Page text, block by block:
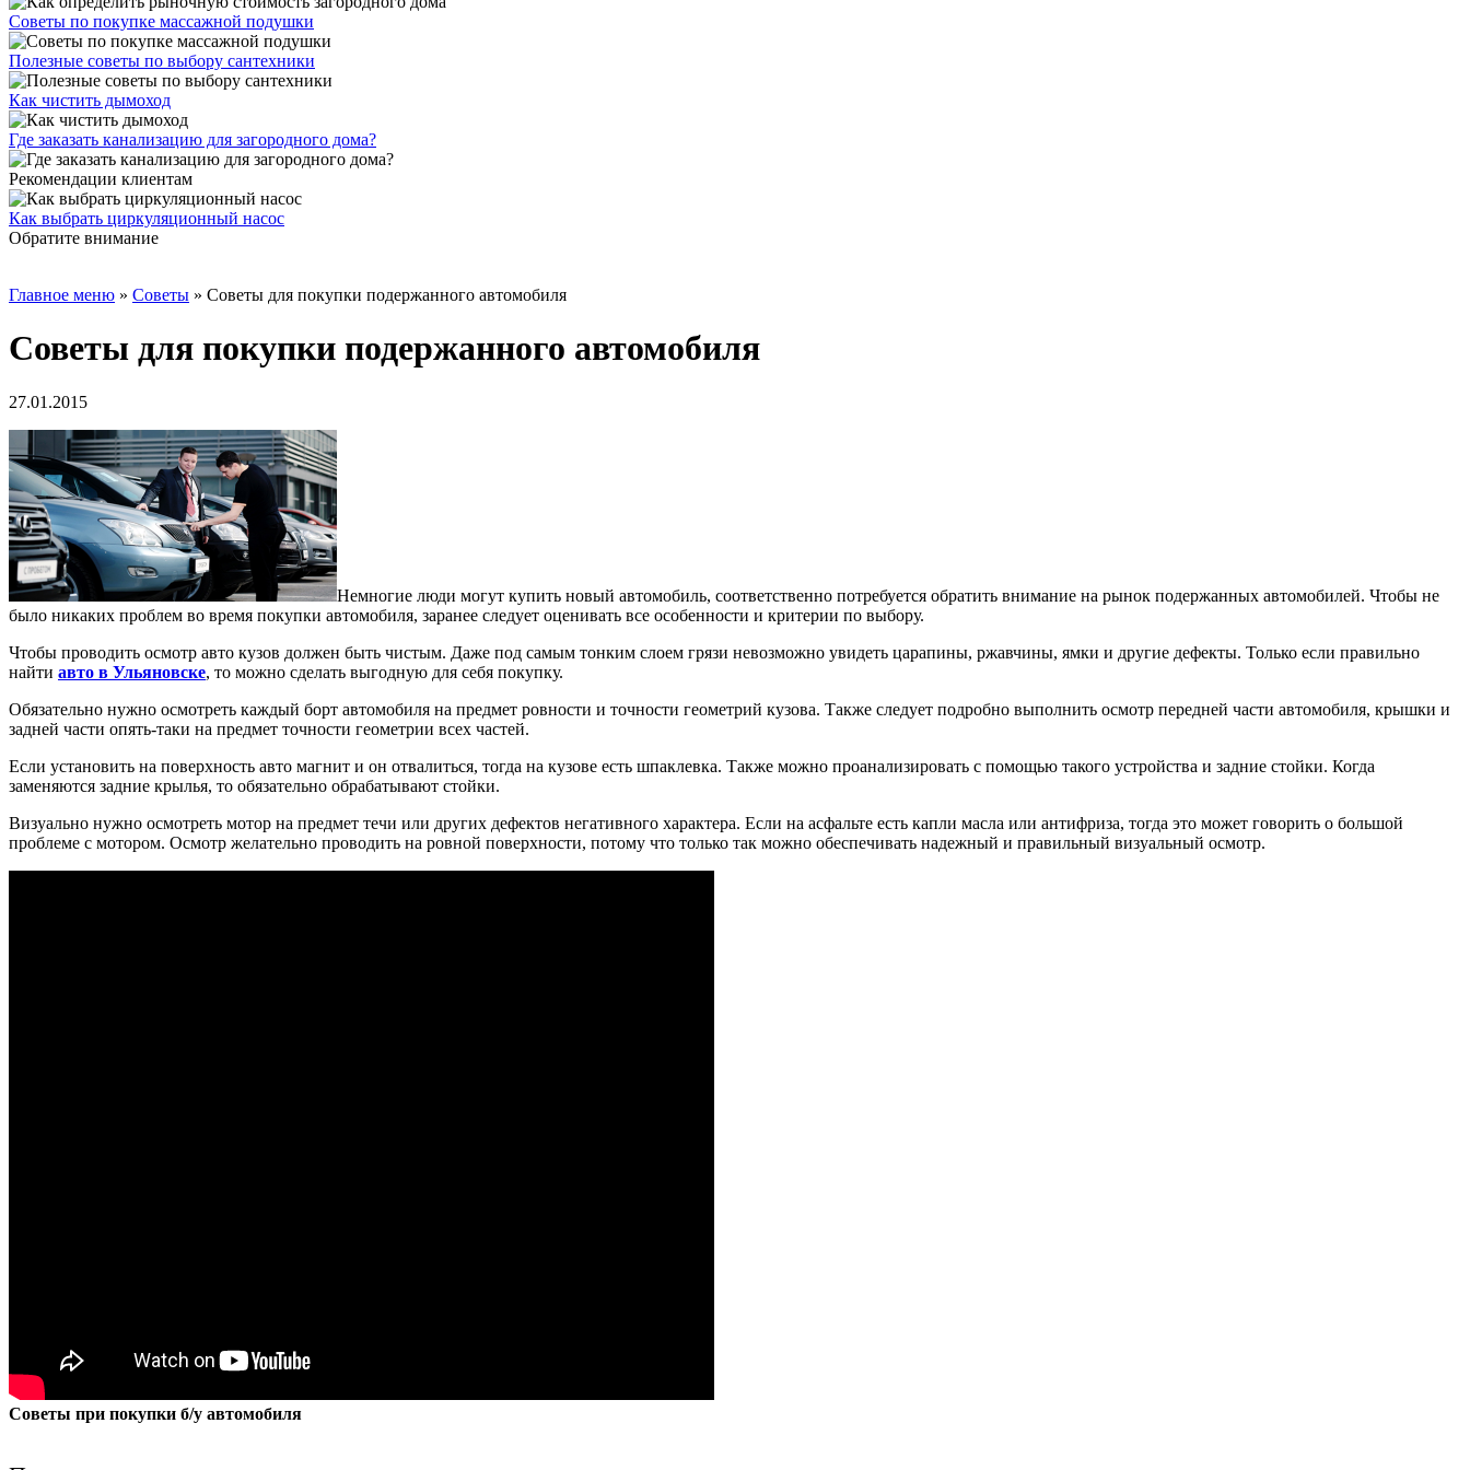
Советы по покупке массажной подушки
Полезные советы по выбору сантехники
Как чистить дымоход
Где заказать канализацию для загородного дома?
Рекомендации клиентам
Как выбрать циркуляционный насос
Обратите внимание
Главное меню » Советы » Советы для покупки подержанного автомобиля
Советы для покупки подержанного автомобиля
27.01.2015
Немногие люди могут купить новый автомобиль, соответственно потребуется обратить внимание на рынок подержанных автомобилей. Чтобы не
было никаких проблем во время покупки автомобиля, заранее следует оценивать все особенности и критерии по выбору.
Чтобы проводить осмотр авто кузов должен быть чистым. Даже под самым тонким слоем грязи невозможно увидеть царапины, ржавчины, ямки и другие дефекты. Только если правильно
найти авто в Ульяновске, то можно сделать выгодную для себя покупку.
Обязательно нужно осмотреть каждый борт автомобиля на предмет ровности и точности геометрий кузова. Также следует подробно выполнить осмотр передней части автомобиля, крышки и
задней части опять-таки на предмет точности геометрии всех частей.
Если установить на поверхность авто магнит и он отвалиться, тогда на кузове есть шпаклевка. Также можно проанализировать с помощью такого устройства и задние стойки. Когда
заменяются задние крылья, то обязательно обрабатывают стойки.
Визуально нужно осмотреть мотор на предмет течи или других дефектов негативного характера. Если на асфальте есть капли масла или антифриза, тогда это может говорить о большой
проблеме с мотором. Осмотр желательно проводить на ровной поверхности, потому что только так можно обеспечивать надежный и правильный визуальный осмотр.
Советы при покупки б/у автомобиля